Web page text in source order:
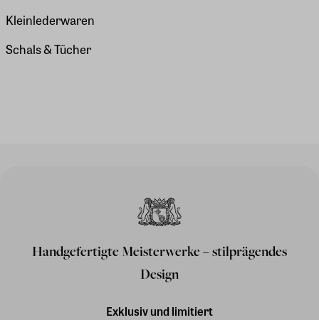
Kleinlederwaren
Schals & Tücher
Handgefertigte Meisterwerke – stilprägendes
Design
Exklusiv und limitiert